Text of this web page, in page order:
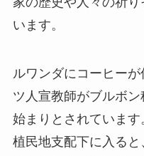
います。
ルワンダにコーヒー
ツ人宣教師がブルボ
始まりとされていま
植民地支配下に入る